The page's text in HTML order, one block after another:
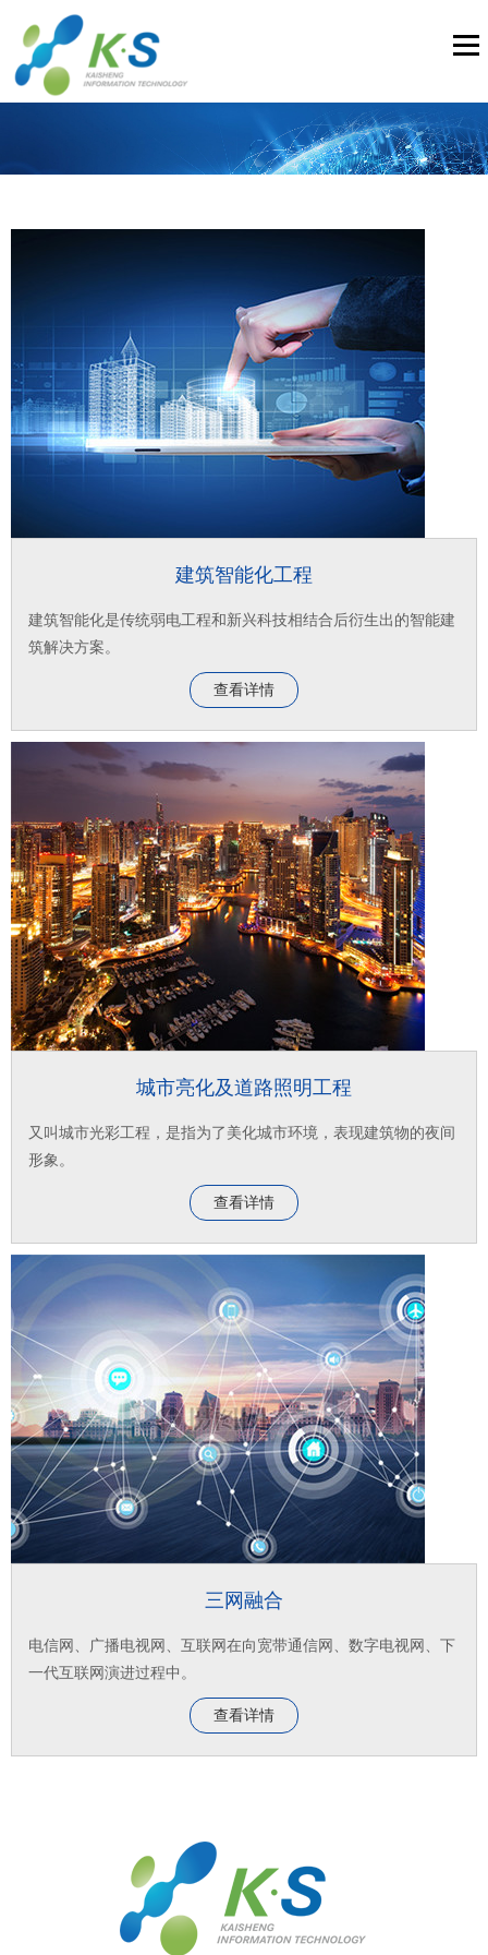
建筑智能化工程
建筑智能化是传统弱电工程和新兴科技相结合后衍生出的智能建
筑解决方案。
查看详情
城市亮化及道路照明工程
又叫城市光彩工程，是指为了美化城市环境，表现建筑物的夜间
形象。
查看详情
三网融合
电信网、广播电视网、互联网在向宽带通信网、数字电视网、下
一代互联网演进过程中。
查看详情